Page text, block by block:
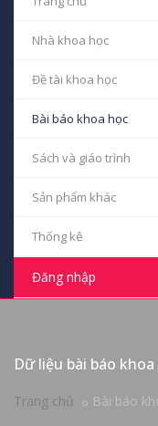
Nhà khoa học
Đề tài khoa học
Bài báo khoa học
Sách và giáo trình
Sản phẩm khác
Thống kê
Đăng nhập
Dữ liệu bài báo
Trang chủ Bài báo